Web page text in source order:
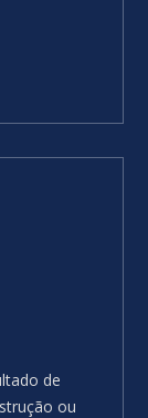
de
ou